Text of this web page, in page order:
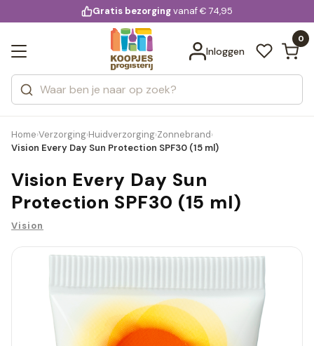
voor 20:00 uur besteld
Gratis bezorgingvanaf € 74,95
Inloggen
0
Zoeken
Categorieën
Merken
Bekijk alle resultaten
Home›Verzorging›Huidverzorging›Zonnebrand›
Vision Every Day Sun Protection SPF30 (15 ml)
Vision Every Day Sun
Protection SPF30 (15 ml)
Vision